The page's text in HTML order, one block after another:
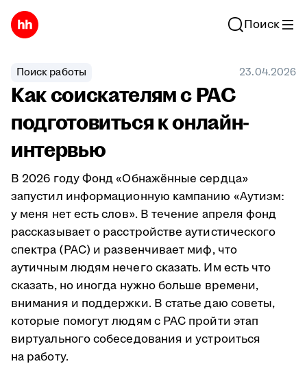
Поиск
Поиск работы 23.04.2026
Как соискателям с РАС
подготовиться к онлайн-
интервью
В 2026 году Фонд «Обнажённые сердца»
запустил информационную кампанию «Аутизм:
у меня нет есть слов». В течение апреля фонд
рассказывает о расстройстве аутистического
спектра (РАС) и развенчивает миф, что
аутичным людям нечего сказать. Им есть что
сказать, но иногда нужно больше времени,
внимания и поддержки. В статье даю советы,
которые помогут людям с РАС пройти этап
виртуального собеседования и устроиться
на работу.